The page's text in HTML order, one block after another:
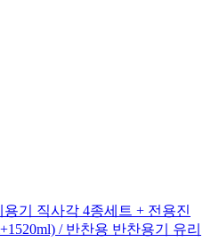
기 직사각 4종세트 + 전용진
/ 반찬용 반찬용기 유리